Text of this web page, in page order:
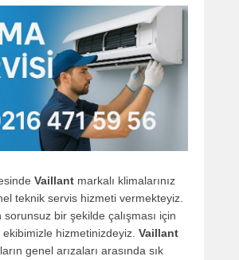
Vaillant markalı klimalarınız
teknik servis hizmeti vermekteyiz.
sorunsuz bir şekilde çalışması için
hizmetinizdeyiz. Vaillant
genel arızaları arasında sık